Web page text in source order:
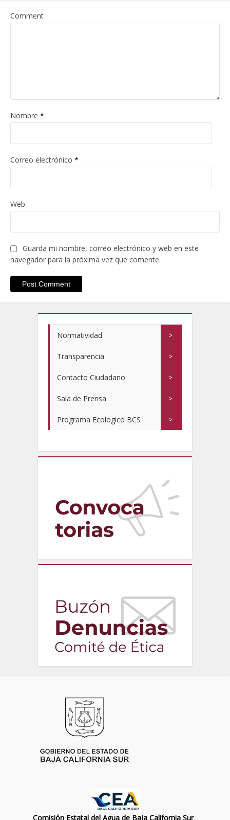
Comment
Nombre *
Correo electrónico *
Web
Guarda mi nombre, correo electrónico y web en este
navegador para la próxima vez que comente.
Normatividad >
Transparencia >
Contacto Ciudadano >
Sala de Prensa >
Programa Ecologico BCS >
Comisión Estatal del Agua de Baja California Sur